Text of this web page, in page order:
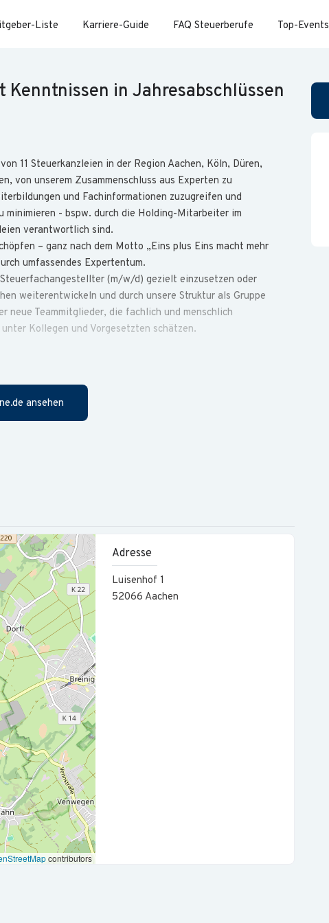
Liste Karriere-Guide FAQ Steuerberufe Top-Events
in Jahresabschlüssen
11 Steuerkanzleien in der Region Aachen, Köln, Düren,
von unserem Zusammenschluss aus Experten zu
und Fachinformationen zuzugreifen und
minimieren - bspw. durch die Holding-Mitarbeiter im
verantwortlich sind.
– ganz nach dem Motto „Eins plus Eins macht mehr
umfassendes Expertentum.
(m/w/d) gezielt einzusetzen oder
weiterentwickeln und durch unsere Struktur als Gruppe
neue Teammitglieder, die fachlich und menschlich
Kollegen und Vorgesetzten schätzen.
Steuer- und Einkunftsarten
Prüfung von Steuerbescheiden
Fortbildung zum Steuerfachwirt/Bilanzbuchhalter (je
Du herzlich empfangen und kannst Dich auf ein
und offener Kommunikation geprägt ist.
Arbeitszeiten hast Du bei uns auch die
30 Tage Urlaub zur Verfügung.
ansehen
contributors
Adresse
Luisenhof 1
52066 Aachen